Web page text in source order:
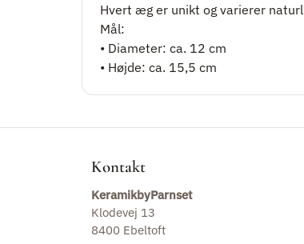
Hvert æg er unikt og varierer
Mål:
• Diameter: ca. 12 cm
• Højde: ca. 15,5 cm
Kontakt
KeramikbyParnset
Klodevej 13
8400 Ebeltoft